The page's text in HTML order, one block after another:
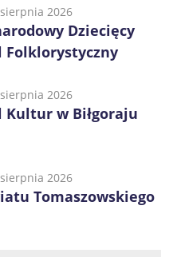
2026
Dziecięcy
Folklorystyczny
2026
Kultur w Biłgoraju
2026
Tomaszowskiego